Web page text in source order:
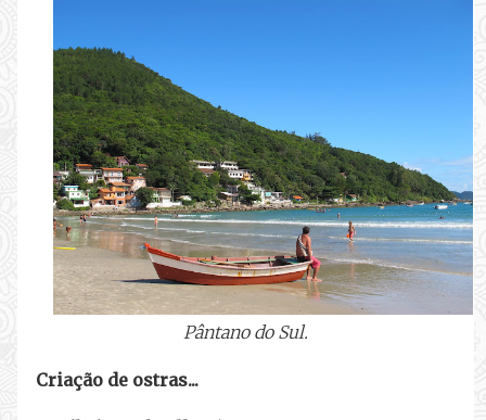
Pântano do Sul.
Criação de ostras...